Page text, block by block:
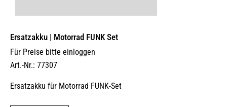
Ersatzakku | Motorrad FUNK Set
Für Preise bitte einloggen
Art.-Nr.: 77307
Ersatzakku für Motorrad FUNK-Set